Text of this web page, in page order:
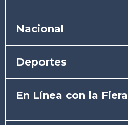
Nacional
Deportes
En Línea con la Fiera